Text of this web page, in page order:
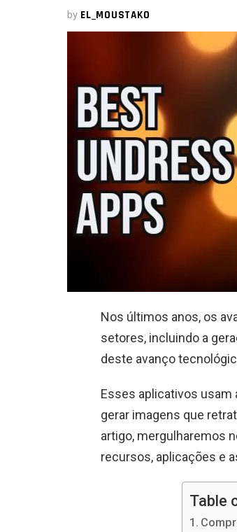
by EL_MOUSTAKO
Nos últimos anos, os
setores, incluindo a
deste avanço
Esses aplicativos
gerar imagens que
artigo, mergulharemos
recursos, aplicações e
Table